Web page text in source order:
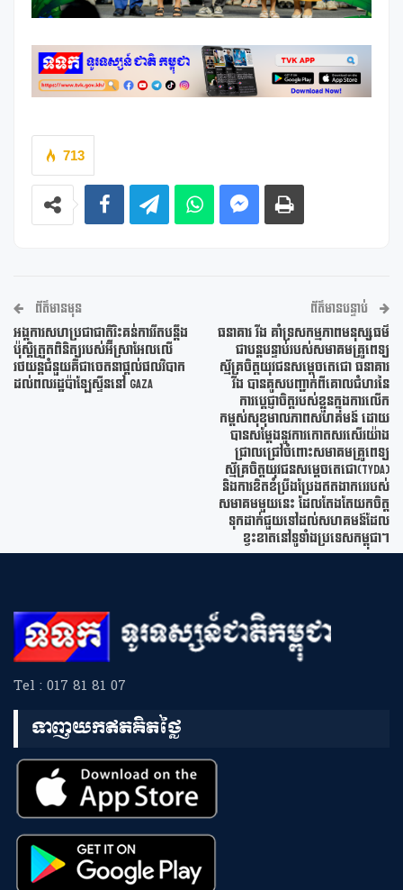
713
ព័ត៌មានមុន
អង្គការសហប្រជាជាតិរិះគន់ការរឹតបន្តឹង
ប៉ុស្តិត្រួតពិនិត្យរបស់អ៊ីស្រាអែលលើ
រថយន្តជំនួយគឺជាចេតនាផ្តល់ផលវិបាក
ដល់ពលរដ្ឋប៉ាឡែស្ទីននៅ GAZA
ព័ត៌មានបន្ទាប់
ធនាគារ វីង គាំទ្រសកម្មភាពមនុស្សធម៌
ជាបន្តបន្ទាប់របស់សមាគមគ្រូពេទ្យ
ស្ម័គ្រចិត្តយុវជនសម្តេចតេជោ ធនាគារ
វីង បានគូសបញ្ជាក់ពីគោលជំហរនៃ
ការប្តេជ្ញាចិត្តរបស់ខ្លួនក្នុងការលើក
កម្ពស់សុខុមាលភាពសហគមន៍ ដោយ
បានសម្តែងនូវការកោតសរសើរយ៉ាង
ជ្រាលជ្រៅចំពោះសមាគមគ្រូពេទ្យ
ស្ម័គ្រចិត្តយុវជនសម្តេចតេជោ(TYDA)
និងការខិតខំប្រឹងប្រែងឥតងាករេរបស់
សមាគមមួយនេះ ដែលតែងតែយកចិត្ត
ទុកដាក់ជួយទៅដល់សហគមន៍ដែល
ខ្វះខាតនៅទូទាំងប្រទេសកម្ពុជា។
Tel : 017 81 81 07
ទាញយកឥតគិតថ្លៃ